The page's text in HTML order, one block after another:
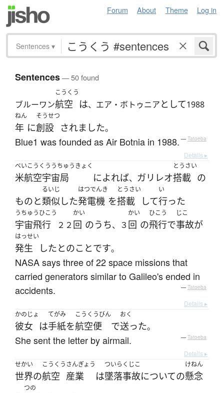
Forum About Theme Log in
Sentences ▾
Sentences— 50 found
ブルーワン
こうくう
航空 は、エア・ボトゥニアとして1988
ねん
年 に
そうせつ
創設 されました。
Blue1 was founded as Air Botnia in 1988. — Tatoeba
Details ▸
べいこうくううちゅうきょく
米航空宇宙局 によれば、 ガリレオ
とうさい
搭載 の
ものと
るいじ
類似 した
はつでんき
発電機 を
とうさい
搭載 して
い
行った
うちゅうひこう
宇宙飛行 ２２
かい
回 のうち、３
かい
回 の
ひこう
飛行で
じこ
事故が
はっせい
発生 したとのことです。
NASA says three of 22 space missions that
carried generators similar to Galileo's ended in
accidents.
— Tatoeba
Details ▸
かのじょ
彼女 は
てがみ
手紙を
こうくうびん
航空便 で
おく
送った。
She sent the letter by airmail. — Tatoeba
Details ▸
せかい
世界の
こうくう
航空
さんぎょう
産業 は
ついらくじこ
墜落事故についての
けねん
懸念
つの